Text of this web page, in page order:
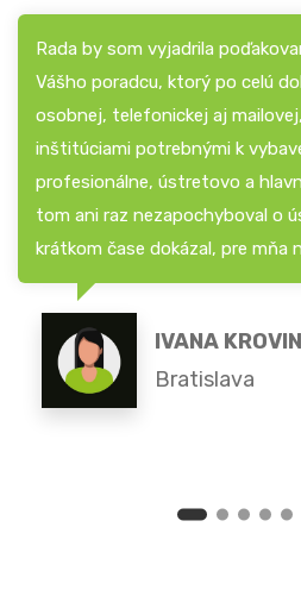
Rada by som vyjadrila
Vášho poradcu, ktorý po celú
osobnej, telefonickej aj
inštitúciami potrebnými k
profesionálne, ústretovo a
tom ani raz nezapochyboval o
krátkom čase dokázal, pre mňa
IVANA
Bratislava